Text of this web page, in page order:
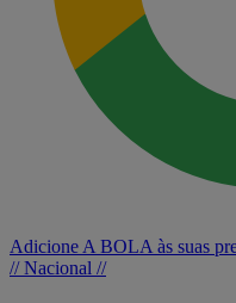
Adicione A BOLA às suas
// Nacional //